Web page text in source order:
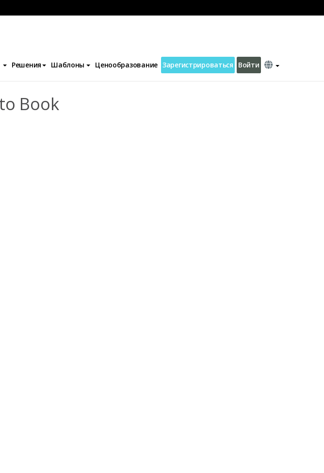
Решения Шаблоны Ценообразование Зарегистрироваться Войти
Yearbook Photo Book
Book